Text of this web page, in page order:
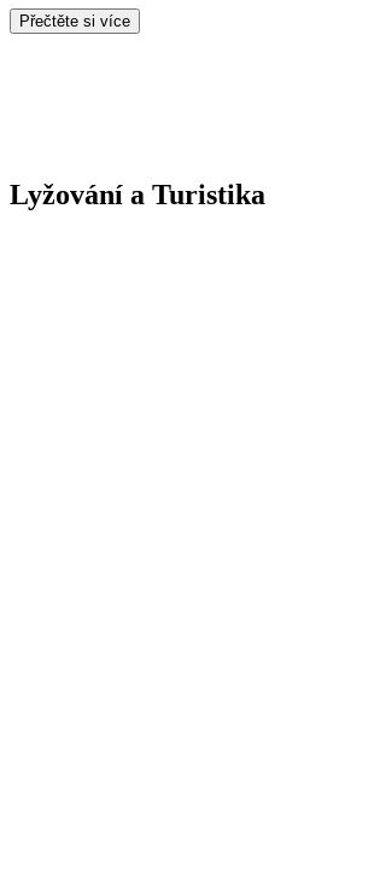
Přečtěte si více
Lyžování a Turistika